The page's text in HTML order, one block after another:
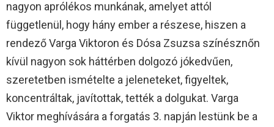
nagyon aprólékos munkának, amelyet attól
függetlenül, hogy hány ember a részese, hiszen a
rendező Varga Viktoron és Dósa Zsuzsa színésznőn
kívül nagyon sok háttérben dolgozó jókedvűen,
szeretetben ismételte a jeleneteket, figyeltek,
koncentráltak, javítottak, tették a dolgukat. Varga
Viktor meghívására a forgatás 3. napján lestünk be a